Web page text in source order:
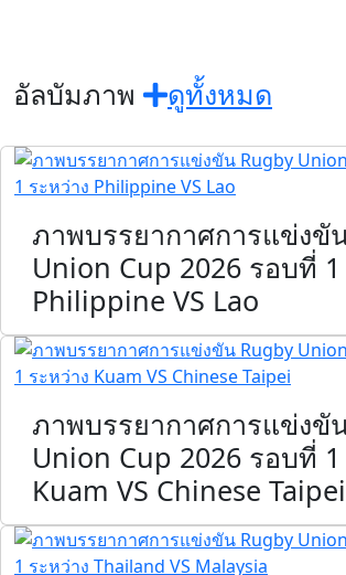
อัลบัมภาพ ดูทั้งหมด
ภาพบรรยากาศการแข่งขั
Union Cup 2026 รอบที่
Philippine VS Lao
ภาพบรรยากาศการแข่งขั
Union Cup 2026 รอบที่
Kuam VS Chinese Taipei